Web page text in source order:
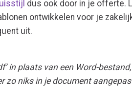
dus ook door in je offerte.
ontwikkelen voor je
uit.
in plaats van een Word-
zo niks in je document